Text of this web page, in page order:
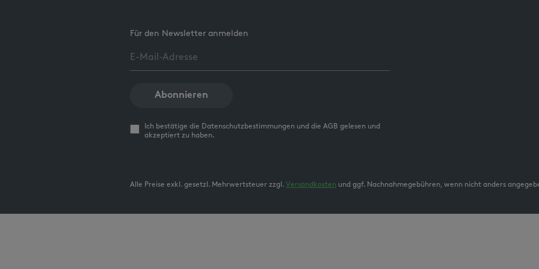
Für den Newsletter anmelden
Abonnieren
Ich bestätige die Datenschutzbestimmungen und die AGB gelesen und
akzeptiert zu haben.
Alle Preise exkl. gesetzl. Mehrwertsteuer zzgl. Versandkosten und ggf. Nachnahmegebühren, wenn nicht anders